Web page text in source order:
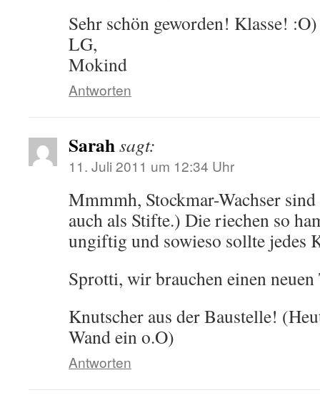
Sehr schön geworden! Klasse! :O)
LG,
Mokind
Antworten
Sarahsagt:
11. Juli 2011 um 12:34 Uhr
Mmmmh, Stockmar-Wachser
auch als Stifte.) Die riechen so
ungiftig und sowieso sollte jedes
Sprotti, wir brauchen einen
Knutscher aus der Baustelle!
Wand ein o.O)
Antworten